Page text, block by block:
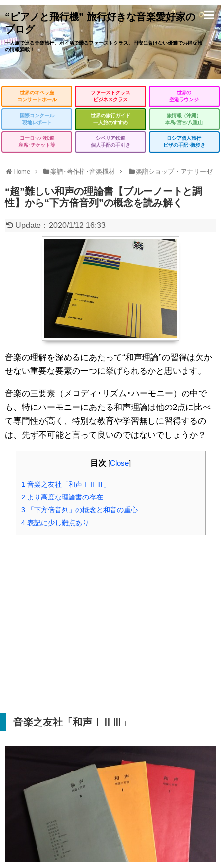
“ピアノと飛行機” 旅行好きな音楽愛好家の
ブログ
一人旅で巡る音楽旅行、ポイ活で乗るファーストクラス、円安に負けない優雅でお得な旅
の情報満載！
世界のオペラ座
コンサートホール
ファーストクラス
ビジネスクラス
世界の
空港ラウンジ
国際コンクール
現地レポート
世界の旅行ガイド
一人旅のすすめ
旅情報（沖縄）
本島/宮古/八重山
ヨーロッパ鉄道
座席･チケット等
シベリア鉄道
個人手配の手引き
ロシア個人旅行
ビザの手配･街歩き
Home 楽譜･著作権･音楽機材 楽譜ショップ・アナリーゼ
“超”難しい和声の理論書【ブルーノートと調
性】から“下方倍音列”の概念を読み解く
Update： 2020/1/12 16:33
音楽の理解を深めるにあたって“和声理論”の習得は欠か
せない重要な要素の一つに挙げられるかと思います。
音楽の三要素（メロディ･リズム･ハーモニー）の中で
も、特にハーモニーにあたる和声理論は他の2点に比べ
て専門性が高く、特別な教育や学習無しに習得するの
は、先ず不可能と言って良いのではないでしょうか？
目次 [Close]
1音楽之友社「和声ⅠⅡⅢ」
2 より高度な理論書の存在
3 「下方倍音列」の概念と和音の重心
4表記に少し難点あり
音楽之友社「和声ⅠⅡⅢ」